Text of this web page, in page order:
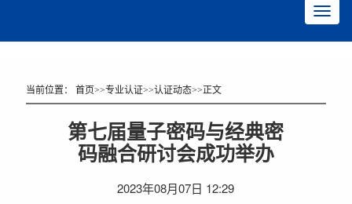
当前位置：首页>>专业认证>>认证动态>>正文
第七届量子密码与经典密
码融合研讨会成功举办
2023年08月07日 12:29